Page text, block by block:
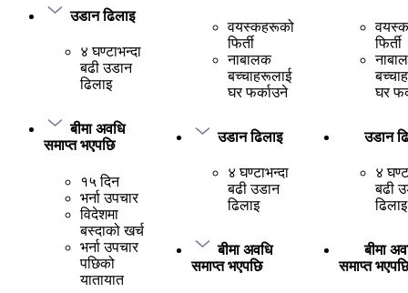
उडान ढिलाइ
४ घण्टाभन्दा
बढी उडान
ढिलाइ
बीमा अवधि
समाप्त भएपछि
१५ दिन
भर्ना उपचार
विदेशमा
बस्दाको खर्च
भर्ना उपचार
पछिको
यातायात
वयस्कहरूको
फिर्ती
नाबालक
बच्चाहरूलाई
घर फर्काउने
उडान ढिलाइ
४ घण्टाभन्दा
बढी उडान
ढिलाइ
बीमा अवधि
समाप्त भएपछि
फिर्ती
घर
उडान
४
बढी
ढिलाइ
बीमा
समाप्त